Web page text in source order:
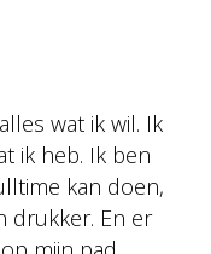
wat ik wil. Ik
ik heb. Ik ben
kan doen,
drukker. En er